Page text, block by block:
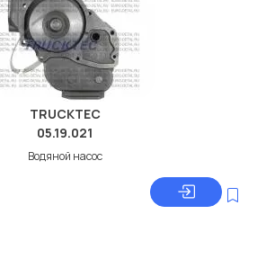
TRUCKTEC
05.19.021
Водяной насос